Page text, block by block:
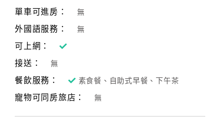
員
帳
服
單車可進房：
無
外國語服務： 無
可上網：
接送：
無
餐飲服務： 素食餐、自助式早餐、下午茶
寵物可同房旅店： 無